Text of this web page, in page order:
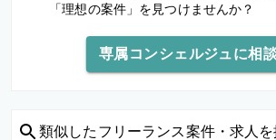
「理想の案件」を見つけませんか？
専属コンシェルジュに相
類似した フリーランス案件・求人